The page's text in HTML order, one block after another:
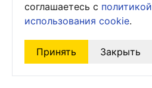
соглашаетесь с политикой
использования cookie.
Принять Закрыть